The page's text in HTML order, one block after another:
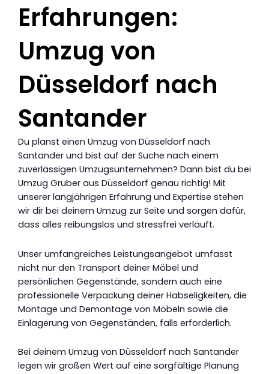
Erfahrungen:
Umzug von
Düsseldorf nach
Santander
Du planst einen Umzug von Düsseldorf nach
Santander und bist auf der Suche nach einem
zuverlässigen Umzugsunternehmen? Dann bist du bei
Umzug Gruber aus Düsseldorf genau richtig! Mit
unserer langjährigen Erfahrung und Expertise stehen
wir dir bei deinem Umzug zur Seite und sorgen dafür,
dass alles reibungslos und stressfrei verläuft.
Unser umfangreiches Leistungsangebot umfasst
nicht nur den Transport deiner Möbel und
persönlichen Gegenstände, sondern auch eine
professionelle Verpackung deiner Habseligkeiten, die
Montage und Demontage von Möbeln sowie die
Einlagerung von Gegenständen, falls erforderlich.
Bei deinem Umzug von Düsseldorf nach Santander
legen wir großen Wert auf eine sorgfältige Planung